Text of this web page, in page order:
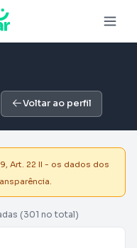
Voltar ao perfil
Art. 22 II - os dados dos
(301 no total)